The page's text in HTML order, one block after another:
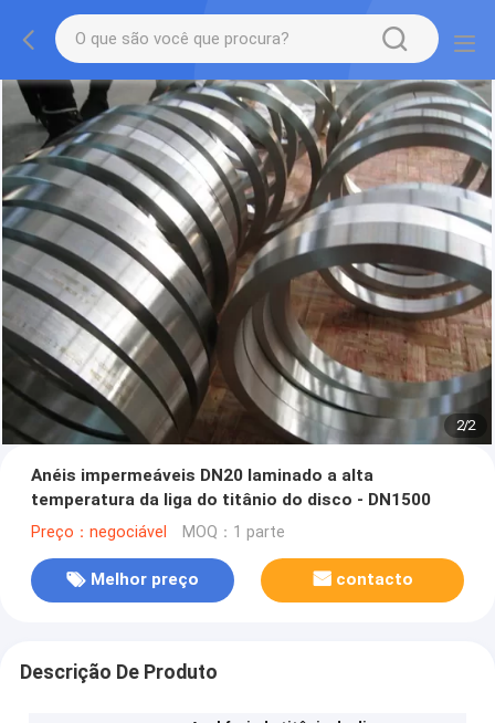
2/2
Anéis impermeáveis DN20 laminado a alta
temperatura da liga do titânio do disco - DN1500
Preço：negociável MOQ：1 parte
Melhor preço contacto
Descrição De Produto